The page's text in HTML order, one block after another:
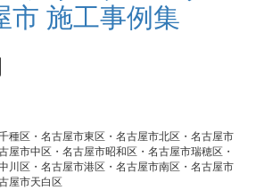
種区・名古屋市東区・名古屋市北区・名古屋市
屋市中区・名古屋市昭和区・名古屋市瑞穂区・
川区・名古屋市港区・名古屋市南区・名古屋市
屋市天白区